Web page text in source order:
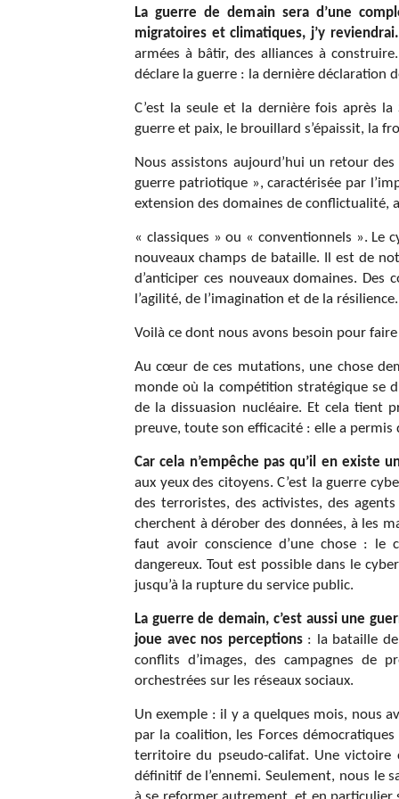
La guerre de demain sera d’une
migratoires et climatiques, j’y
armées à bâtir, des alliances à
déclare la guerre : la dernière déclaration
C’est la seule et la dernière fois après
guerre et paix, le brouillard s’épaissit, la
Nous assistons aujourd’hui un retour
guerre patriotique », caractérisée par
extension des domaines de conflictualité,
« classiques » ou « conventionnels ». Le
nouveaux champs de bataille. Il est de
d’anticiper ces nouveaux domaines.
l’agilité, de l’imagination et de la résilience.
Voilà ce dont nous avons besoin pour
Au cœur de ces mutations, une chose
monde où la compétition stratégique se
de la dissuasion nucléaire. Et cela tient
preuve, toute son efficacité : elle a permis
Car cela n’empêche pas qu’il en existe
aux yeux des citoyens. C’est la guerre
des terroristes, des activistes, des
cherchent à dérober des données, à les
faut avoir conscience d’une chose :
dangereux. Tout est possible dans le
jusqu’à la rupture du service public.
La guerre de demain, c’est aussi une
joue avec nos perceptions : la bataille
conflits d’images, des campagnes de
orchestrées sur les réseaux sociaux.
Un exemple : il y a quelques mois, nous
par la coalition, les Forces
territoire du pseudo-califat. Une victoire
définitif de l’ennemi. Seulement, nous le